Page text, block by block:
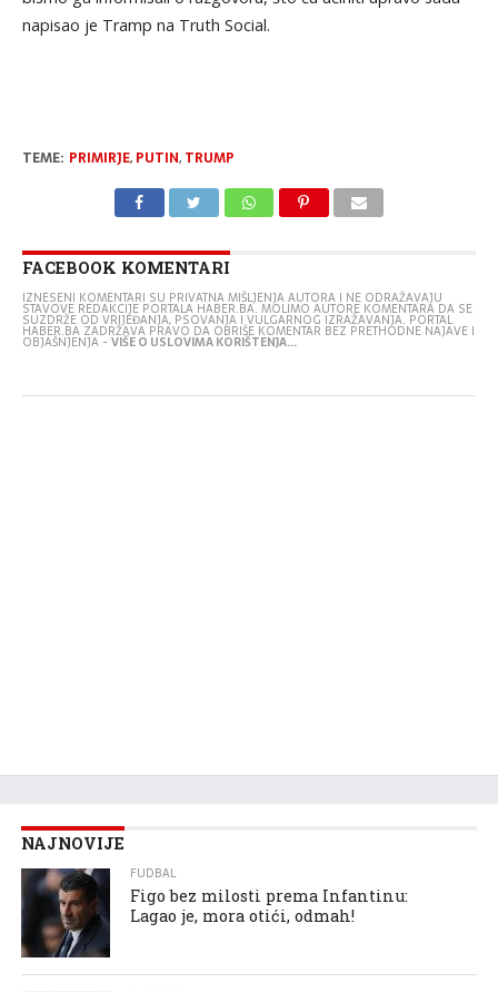
napisao je Tramp na Truth Social.
TEME: PRIMIRJE, PUTIN, TRUMP
FACEBOOK KOMENTARI
IZNESENI KOMENTARI SU PRIVATNA MIŠLJENJA AUTORA I NE ODRAŽAVAJU
STAVOVE REDAKCIJE PORTALA HABER.BA. MOLIMO AUTORE KOMENTARA DA SE
SUZDRŽE OD VRIJEĐANJA, PSOVANJA I VULGARNOG IZRAŽAVANJA. PORTAL
HABER.BA ZADRŽAVA PRAVO DA OBRIŠE KOMENTAR BEZ PRETHODNE NAJAVE I
OBJAŠNJENJA -VIŠE O USLOVIMA KORIŠTENJA...
NAJNOVIJE
FUDBAL
Figo bez milosti prema Infantinu:
Lagao je, mora otići, odmah!